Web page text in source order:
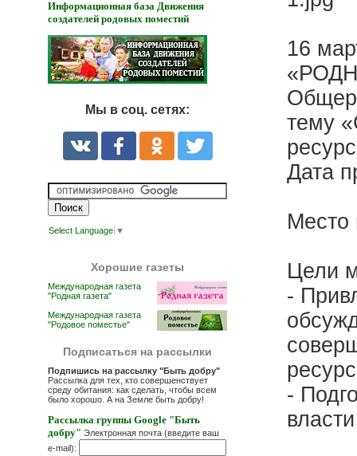
Информационная база Движения
создателей родовых поместий
Мы в соц. сетях:
Select Language ▼
Хорошие газеты
Международная газета
"Родная газета"
Международная газета
"Родовое поместье"
Подписаться на рассылки
Подпишись на рассылку "Быть добру"
Рассылка для тех, кто совершенствует
среду обитания: как сделать, чтобы всем
было хорошо. А на Земле быть добру!
Рассылка группы Google "Быть
добру" Электронная почта (введите ваш
e-mail):
16
тему
Дата
Место
Цели
-
-